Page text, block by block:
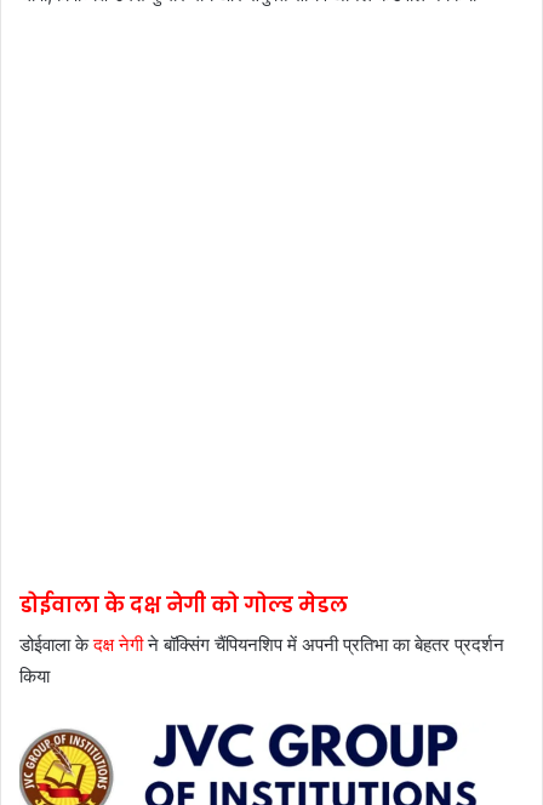
डोईवाला के दक्ष नेगी को गोल्ड मेडल
डोईवाला केदक्ष नेगीने बॉक्सिंग चैंपियनशिप में अपनी प्रतिभा का बेहतर प्रदर्शन
किया